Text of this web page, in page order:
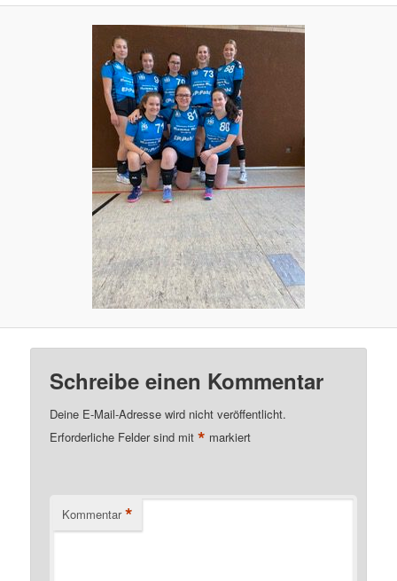
Schreibe einen Kommentar
Deine E-Mail-Adresse wird nicht veröffentlicht.
Erforderliche Felder sind mit* markiert
Kommentar *